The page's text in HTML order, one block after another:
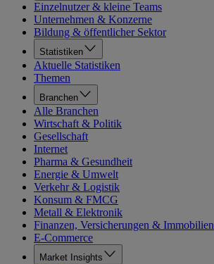
Einzelnutzer & kleine Teams
Unternehmen & Konzerne
Bildung & öffentlicher Sektor
Statistiken
Aktuelle Statistiken
Themen
Branchen
Alle Branchen
Wirtschaft & Politik
Gesellschaft
Internet
Pharma & Gesundheit
Energie & Umwelt
Verkehr & Logistik
Konsum & FMCG
Metall & Elektronik
Finanzen, Versicherungen & Immobilien
E-Commerce
Market Insights